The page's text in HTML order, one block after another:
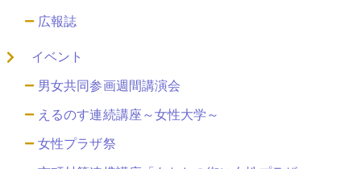
広報誌
イベント
男女共同参画週間講演会
えるのす連続講座～女性大学～
女性プラザ祭